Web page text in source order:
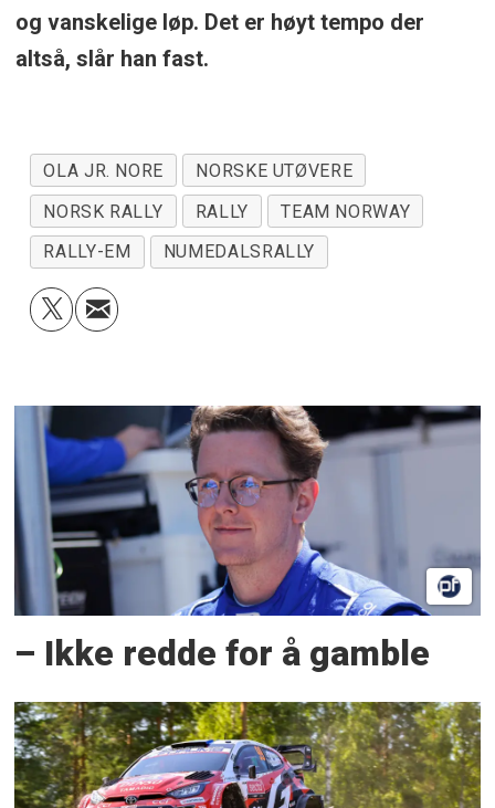
og vanskelige løp. Det er høyt tempo der
altså, slår han fast.
OLA JR. NORE
NORSKE UTØVERE
NORSK RALLY
RALLY
TEAM NORWAY
RALLY-EM
NUMEDALSRALLY
– Ikke redde for å gamble